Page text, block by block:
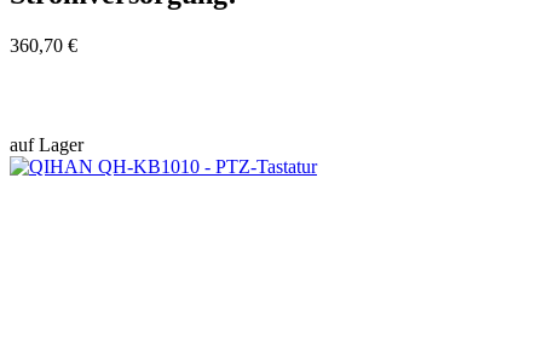
360,70 €
auf Lager